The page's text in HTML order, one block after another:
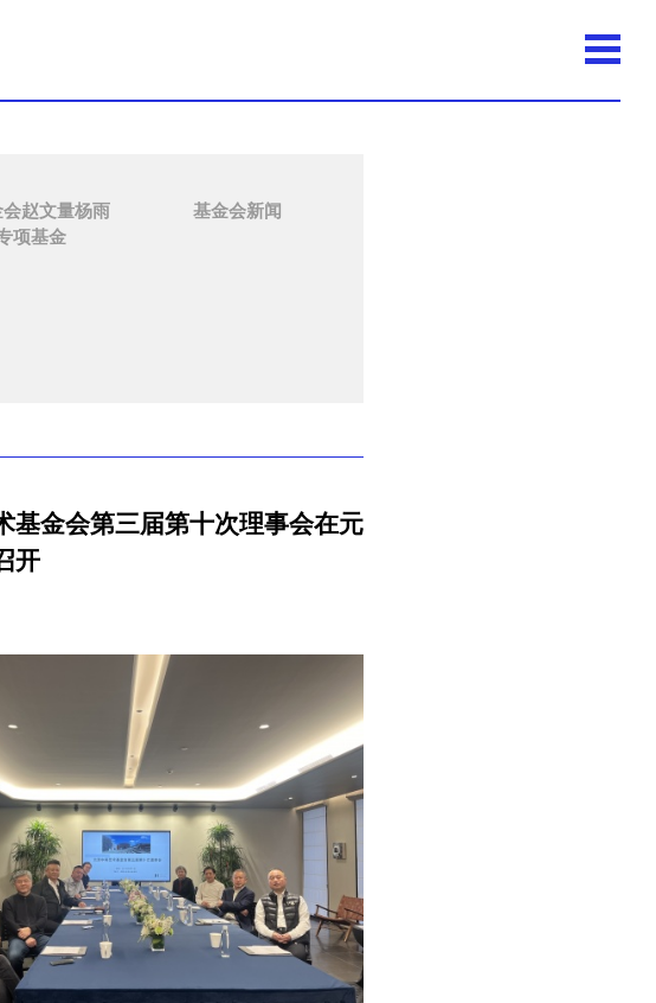
赵文量杨雨
项基金
基金会新闻
基金会第三届第十次理事会在元
开